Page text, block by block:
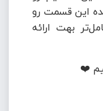
این قسمت رو
بهت ارائه
❤️